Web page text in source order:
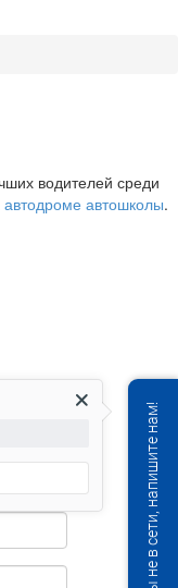
водителей среди
автодроме автошколы.
Мы не в сети, напишите нам!